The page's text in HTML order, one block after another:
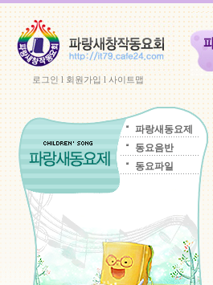
로그인l 회원가입l사이트맵
파랑새동요제
동요음반
동요파일